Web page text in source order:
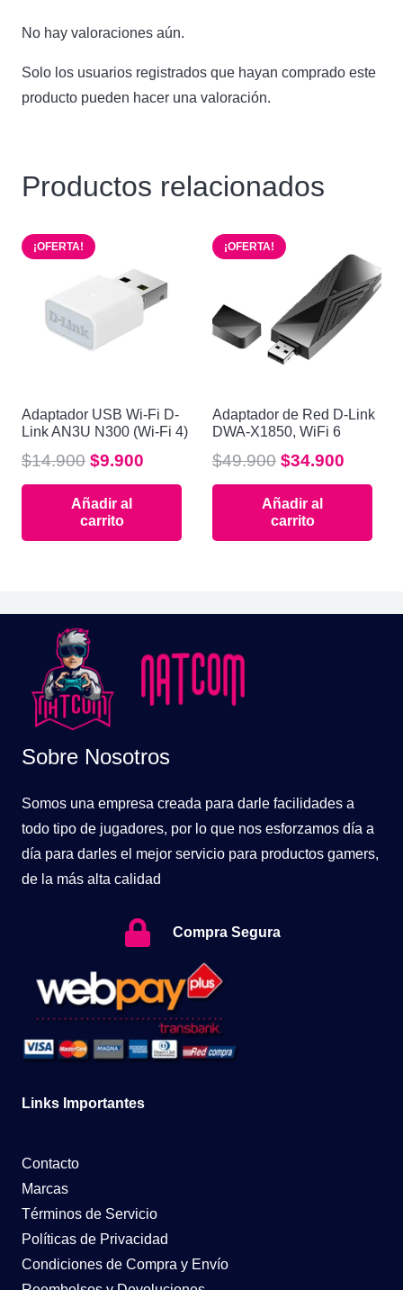
No hay valoraciones aún.
Solo los usuarios registrados que hayan comprado este
producto pueden hacer una valoración.
Productos relacionados
¡OFERTA!
Adaptador USB Wi-Fi D-
Link AN3U N300 (Wi-Fi 4)
$14.900 El
precio
original
era:
$9.900
precio
Añadir al
carrito
¡OFERTA!
Adaptador de Red D-Link
DWA-X1850, WiFi 6
$49.900 El
precio
original
era:
$34.900
precio
Añadir al
carrito
Sobre Nosotros
Somos una empresa creada para darle facilidades a
todo tipo de jugadores, por lo que nos esforzamos día a
día para darles el mejor servicio para productos gamers,
de la más alta calidad
Compra Segura
Links Importantes
Contacto
Marcas
Términos de Servicio
Políticas de Privacidad
Condiciones de Compra y Envío